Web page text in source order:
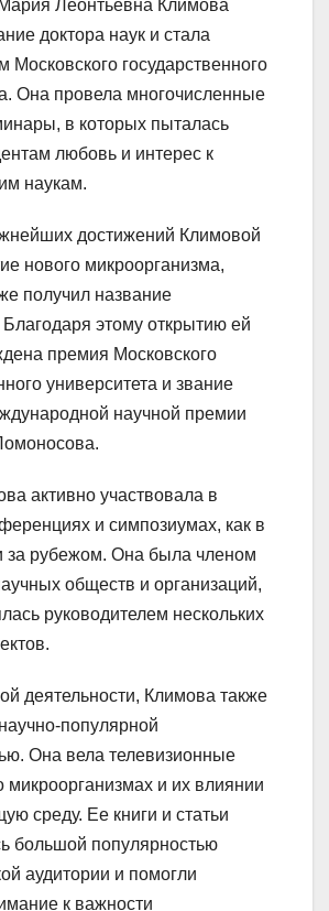
Леонтьевна Климова
доктора наук и стала
Московского государственного
Она провела многочисленные
в которых пыталась
любовь и интерес к
наукам.
достижений Климовой
нового микроорганизма,
получил название
этому открытию ей
премия Московского
университета и звание
научной премии
активно участвовала в
и симпозиумах, как в
за рубежом. Она была членом
обществ и организаций,
руководителем нескольких
деятельности, Климова также
популярной
Она вела телевизионные
и их влиянии
среду. Ее книги и статьи
большой популярностью
аудитории и помогли
к важности